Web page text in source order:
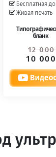
Бесплатная
Живая печать
бланк
12
10